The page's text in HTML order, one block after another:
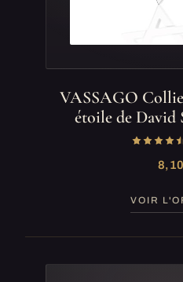
VASSAGO
étoile de David
VOIR